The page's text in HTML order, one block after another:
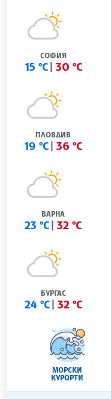
СОФИЯ
15 °C 30 °C
ПЛОВДИВ
19 °C 36 °C
ВАРНА
23 °C 32 °C
БУРГАС
24 °C 32 °C
МОРСКИ
КУРОРТИ